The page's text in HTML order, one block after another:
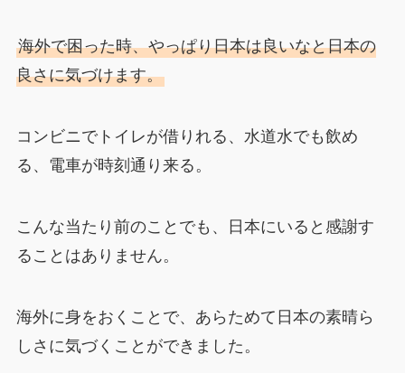
海外で困った時、やっぱり日本は良いなと日本の
良さに気づけます。
コンビニでトイレが借りれる、水道水でも飲め
る、電車が時刻通り来る。
こんな当たり前のことでも、日本にいると感謝す
ることはありません。
海外に身をおくことで、あらためて日本の素晴ら
しさに気づくことができました。